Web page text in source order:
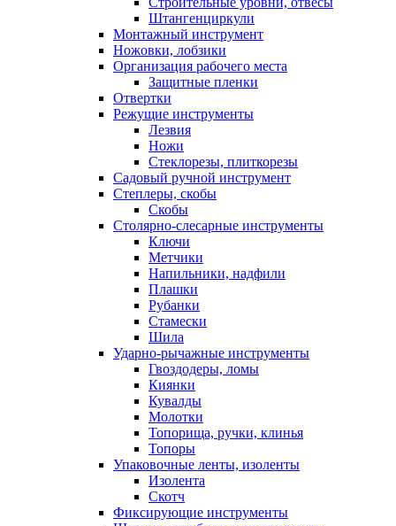
Штангенциркули
Монтажный инструмент
Ножовки, лобзики
Организация рабочего места
Защитные пленки
Отвертки
Режущие инструменты
Лезвия
Ножи
Стеклорезы, плиткорезы
Садовый ручной инструмент
Степлеры, скобы
Скобы
Столярно-слесарные инструменты
Ключи
Метчики
Напильники, надфили
Плашки
Рубанки
Стамески
Шила
Ударно-рычажные инструменты
Гвоздодеры, ломы
Киянки
Кувалды
Молотки
Топорища, ручки, клинья
Топоры
Упаковочные ленты, изоленты
Изолента
Скотч
Фиксирующие инструменты